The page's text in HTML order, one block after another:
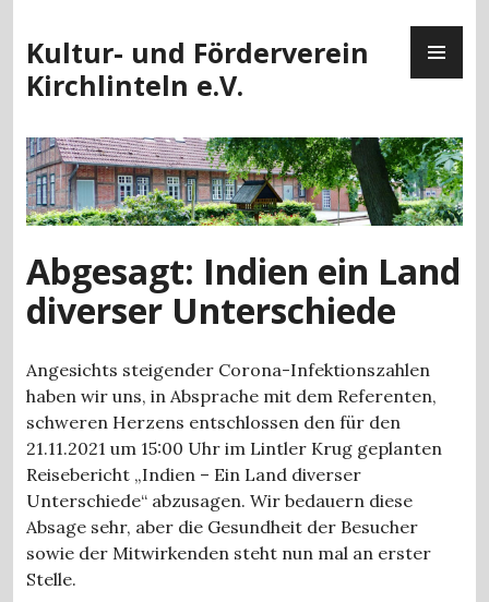
Inhalt
springen
Kultur- und Förderverein
Kirchlinteln e.V.
Abgesagt: Indien ein Land
diverser Unterschiede
Angesichts steigender Corona-Infektionszahlen
haben wir uns, in Absprache mit dem Referenten,
schweren Herzens entschlossen den für den
21.11.2021 um 15:00 Uhr im Lintler Krug geplanten
Reisebericht „Indien – Ein Land diverser
Unterschiede“ abzusagen. Wir bedauern diese
Absage sehr, aber die Gesundheit der Besucher
sowie der Mitwirkenden steht nun mal an erster
Stelle.